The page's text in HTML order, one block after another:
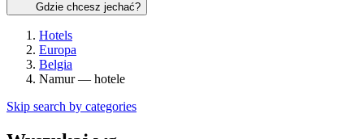
Gdzie chcesz jechać?
Hotels
Europa
Belgia
Namur — hotele
Skip search by categories